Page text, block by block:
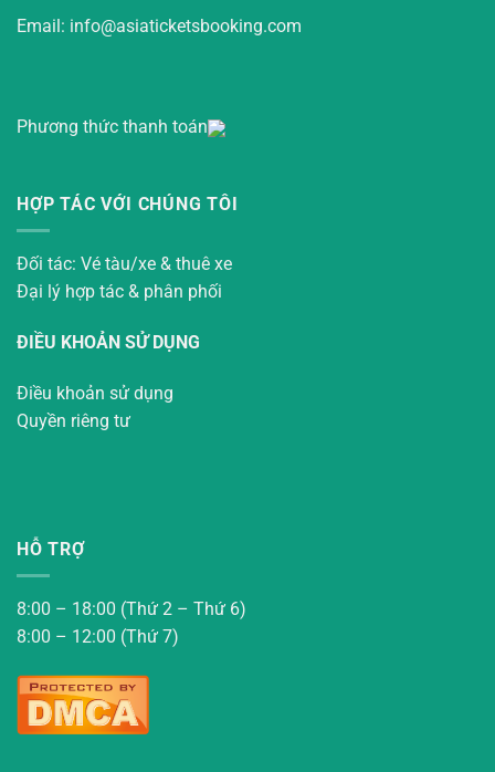
Email: info@asiaticketsbooking.com
Phương thức thanh toán
HỢP TÁC VỚI CHÚNG TÔI
Đối tác: Vé tàu/xe & thuê xe
Đại lý hợp tác & phân phối
ĐIỀU KHOẢN SỬ DỤNG
Điều khoản sử dụng
Quyền riêng tư
HỖ TRỢ
8:00 – 18:00 (Thứ 2 – Thứ 6)
8:00 – 12:00 (Thứ 7)